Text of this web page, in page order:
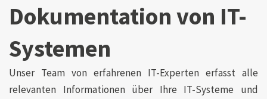
Dokumentation von IT-
Systemen
Unser Team von erfahrenen IT-Experten erfasst alle
relevanten Informationen über Ihre IT-Systeme und